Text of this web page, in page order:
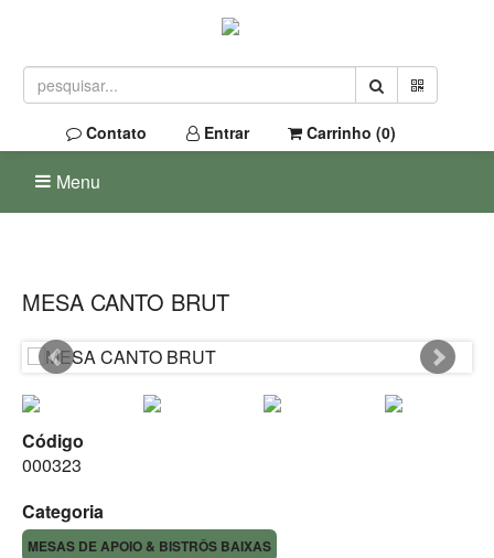
Contato Entrar Carrinho (0)
Menu
MESA CANTO BRUT
Código
000323
Categoria
MESAS DE APOIO & BISTRÔS BAIXAS